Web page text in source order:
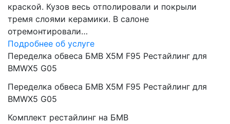
краской. Кузов весь отполировали и покрыли
тремя слоями керамики. В салоне
отремонтировали…
Подробнее об услуге
Переделка обвеса БМВ Х5М F95 Рестайлинг для
BMWX5 G05
Переделка обвеса БМВ Х5М F95 Рестайлинг для
BMWX5 G05
Комплект рестайлинг на БМВ